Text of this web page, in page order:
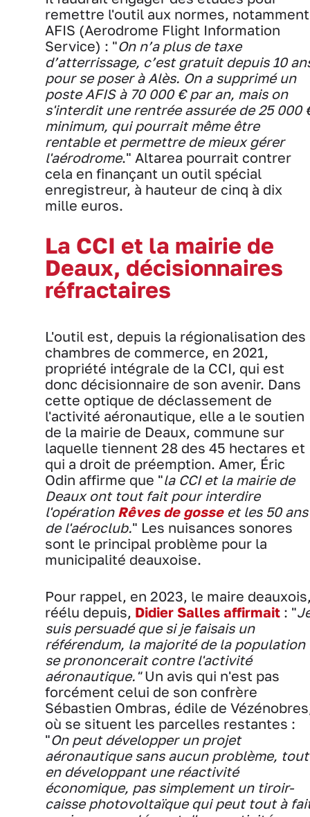
remettre l'outil aux normes, notamment
AFIS (Aerodrome Flight Information
Service) : "On n’a plus de taxe
d’atterrissage, c’est gratuit depuis 10
pour se poser à Alès. On a supprimé un
poste AFIS à 70 000 € par an, mais on
s'interdit une rentrée assurée de 25 000
minimum, qui pourrait même être
rentable et permettre de mieux gérer
l'aérodrome." Altarea pourrait contrer
cela en finançant un outil spécial
enregistreur, à hauteur de cinq à dix
mille euros.
La CCI et la mairie de
Deaux, décisionnaires
réfractaires
L'outil est, depuis la régionalisation des
chambres de commerce, en 2021,
propriété intégrale de la CCI, qui est
donc décisionnaire de son avenir. Dans
cette optique de déclassement de
l'activité aéronautique, elle a le soutien
de la mairie de Deaux, commune sur
laquelle tiennent 28 des 45 hectares et
qui a droit de préemption. Amer, Éric
Odin affirme que "la CCI et la mairie de
Deaux ont tout fait pour interdire
l'opération Rêves de gosseet les 50 ans
de l'aéroclub." Les nuisances sonores
sont le principal problème pour la
municipalité deauxoise.
Pour rappel, en 2023, le maire
réélu depuis, Didier Salles affirmait : "
suis persuadé que si je faisais un
référendum, la majorité de la population
se prononcerait contre l'activité
aéronautique."Un avis qui n'est pas
forcément celui de son confrère
Sébastien Ombras, édile de
où se situent les parcelles restantes :
"On peut développer un projet
aéronautique sans aucun problème, tout
en développant une réactivité
économique, pas simplement un tiroir-
caisse photovoltaïque qui peut tout à